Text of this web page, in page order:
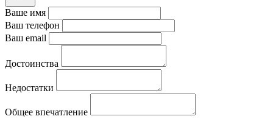
Ваше имя
Ваш телефон
Ваш email
Достоинства
Недостатки
Общее впечатление